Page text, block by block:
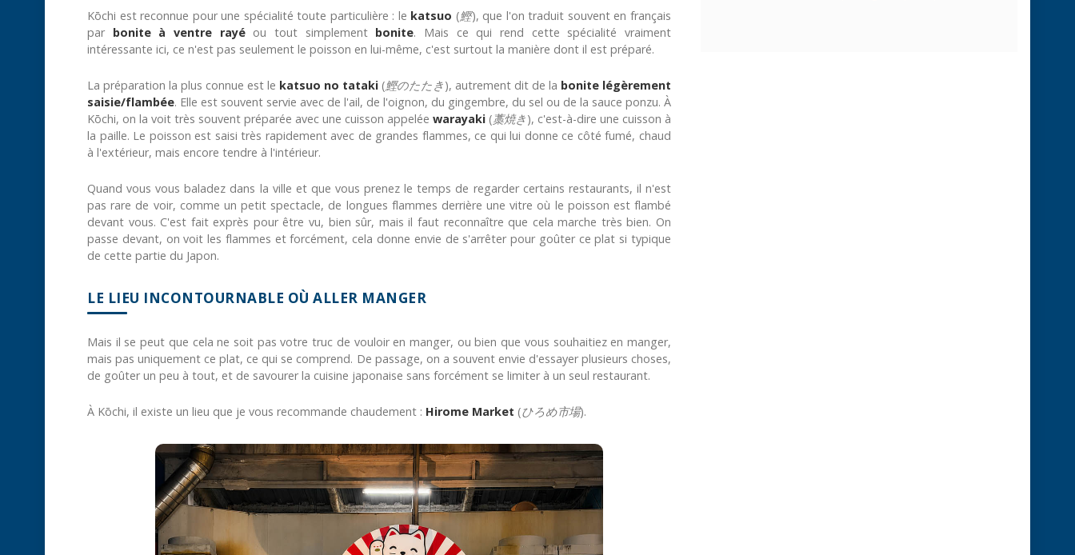
Kōchi est reconnue pour une spécialité toute particulière : le katsuo (鰹), que l'on traduit souvent en français
par bonite à ventre rayéou tout simplement bonite. Mais ce qui rend cette spécialité vraiment
intéressante ici, ce n'est pas seulement le poisson en lui-même, c'est surtout la manière dont il est préparé.
La préparation la plus connue est le katsuo no tataki (鰹のたたき), autrement dit de la bonite légèrement
saisie/flambée. Elle est souvent servie avec de l'ail, de l'oignon, du gingembre, du sel ou de la sauce ponzu. À
Kōchi, on la voit très souvent préparée avec une cuisson appelée warayaki (藁焼き), c'est-à-dire une cuisson à
la paille. Le poisson est saisi très rapidement avec de grandes flammes, ce qui lui donne ce côté fumé, chaud
à l'extérieur, mais encore tendre à l'intérieur.
Quand vous vous baladez dans la ville et que vous prenez le temps de regarder certains restaurants, il n'est
pas rare de voir, comme un petit spectacle, de longues flammes derrière une vitre où le poisson est flambé
devant vous. C'est fait exprès pour être vu, bien sûr, mais il faut reconnaître que cela marche très bien. On
passe devant, on voit les flammes et forcément, cela donne envie de s'arrêter pour goûter ce plat si typique
de cette partie du Japon.
LE LIEU INCONTOURNABLE OÙ ALLER MANGER
Mais il se peut que cela ne soit pas votre truc de vouloir en manger, ou bien que vous souhaitiez en manger,
mais pas uniquement ce plat, ce qui se comprend. De passage, on a souvent envie d'essayer plusieurs choses,
de goûter un peu à tout, et de savourer la cuisine japonaise sans forcément se limiter à un seul restaurant.
À Kōchi, il existe un lieu que je vous recommande chaudement : Hirome Market (ひろめ市場).